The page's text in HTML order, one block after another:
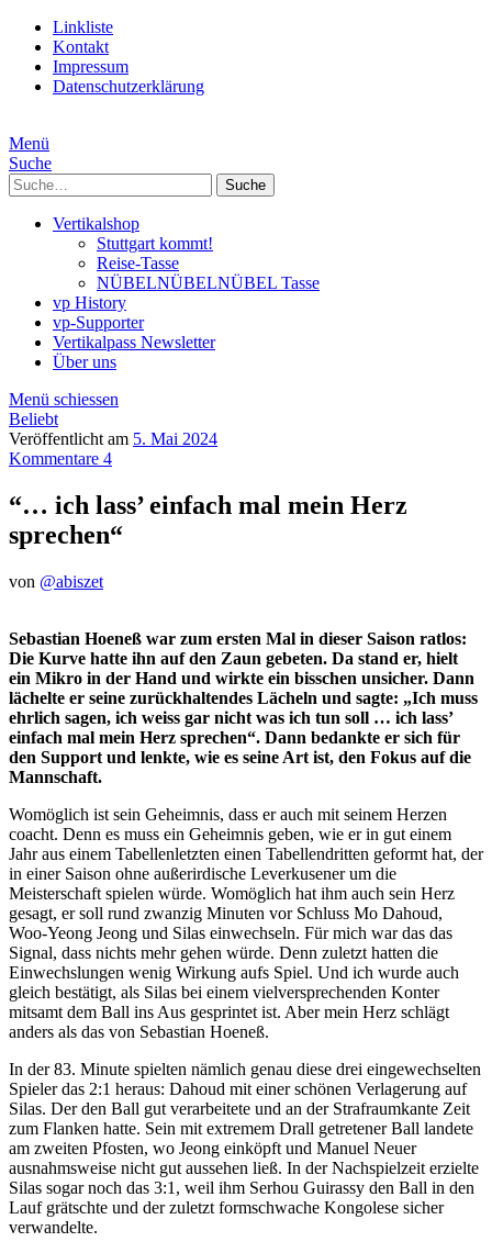
Linkliste
Kontakt
Impressum
Datenschutzerklärung
Menü
Suche
Suche
Vertikalshop
Stuttgart kommt!
Reise-Tasse
NÜBELNÜBELNÜBEL Tasse
vp History
vp-Supporter
Vertikalpass Newsletter
Über uns
Menü schiessen
Beliebt
Veröffentlicht am 5. Mai 2024
Kommentare 4
“… ich lass’ einfach mal mein Herz
sprechen“
von @abiszet
Sebastian Hoeneß war zum ersten Mal in dieser Saison ratlos:
Die Kurve hatte ihn auf den Zaun gebeten. Da stand er, hielt
ein Mikro in der Hand und wirkte ein bisschen unsicher. Dann
lächelte er seine zurückhaltendes Lächeln und sagte: „Ich muss
ehrlich sagen, ich weiss gar nicht was ich tun soll … ich lass’
einfach mal mein Herz sprechen“. Dann bedankte er sich für
den Support und lenkte, wie es seine Art ist, den Fokus auf die
Mannschaft.
Womöglich ist sein Geheimnis, dass er auch mit seinem Herzen
coacht. Denn es muss ein Geheimnis geben, wie er in gut einem
Jahr aus einem Tabellenletzten einen Tabellendritten geformt hat, der
in einer Saison ohne außerirdische Leverkusener um die
Meisterschaft spielen würde. Womöglich hat ihm auch sein Herz
gesagt, er soll rund zwanzig Minuten vor Schluss Mo Dahoud,
Woo-Yeong Jeong und Silas einwechseln. Für mich war das das
Signal, dass nichts mehr gehen würde. Denn zuletzt hatten die
Einwechslungen wenig Wirkung aufs Spiel. Und ich wurde auch
gleich bestätigt, als Silas bei einem vielversprechenden Konter
mitsamt dem Ball ins Aus gesprintet ist. Aber mein Herz schlägt
anders als das von Sebastian Hoeneß.
In der 83. Minute spielten nämlich genau diese drei eingewechselten
Spieler das 2:1 heraus: Dahoud mit einer schönen Verlagerung auf
Silas. Der den Ball gut verarbeitete und an der Strafraumkante Zeit
zum Flanken hatte. Sein mit extremem Drall getretener Ball landete
am zweiten Pfosten, wo Jeong einköpft und Manuel Neuer
ausnahmsweise nicht gut aussehen ließ. In der Nachspielzeit erzielte
Silas sogar noch das 3:1, weil ihm Serhou Guirassy den Ball in den
Lauf grätschte und der zuletzt formschwache Kongolese sicher
verwandelte.